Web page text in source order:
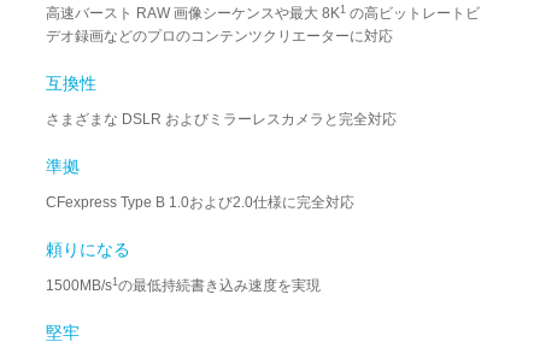
高速バースト RAW 画像シーケンスや最大 8K1 の高ビットレートビ
デオ録画などのプロのコンテンツクリエーターに対応
互換性
さまざまな DSLR およびミラーレスカメラと完全対応
準拠
CFexpress Type B 1.0および2.0仕様に完全対応
頼りになる
1500MB/s1 の最低持続書き込み速度を実現
堅牢